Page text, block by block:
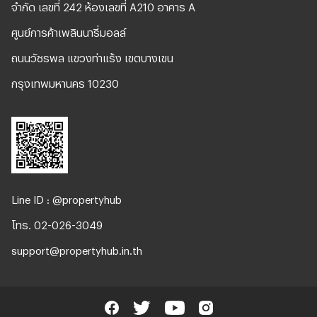
จํากัด เลขที่ 242 ห้องเลขที่ A210 อาคาร A
ศูนย์การค้าเพลินนารี่มอลล์
ถนนวัชรพล แขวงท่าแร้ง เขตบางเขน
กรุงเทพมหานคร 10230
Line ID : @propertyhub
โทร. 02-026-3049
support@propertyhub.in.th